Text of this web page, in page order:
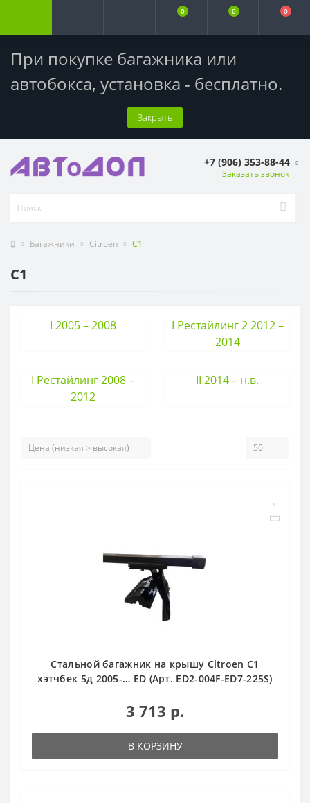
При покупке багажника или
автобокса, установка - бесплатно.
Закрыть
0 0 0
+7 (906) 353-88-44
Заказать звонок
Багажники Citroen C1
C1
I 2005 – 2008
I Рестайлинг 2 2012 –
2014
I Рестайлинг 2008 –
2012
II 2014 – н.в.
Стальной багажник на крышу Citroen С1
хэтчбек 5д 2005-… ED (Арт. ED2-004F-ED7-225S)
3 713 р.
В КОРЗИНУ